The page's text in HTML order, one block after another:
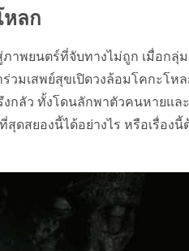
หลก
ภาพยนตร์ที่จับทางไม่ถูก เมื่อกลุ่
วมเสพย์สุขเปิดวงล้อมโคกะโห
กลัว ทั้งโดนลักพาตัวคนหายแล
ดสยองนี้ได้อย่างไร หรือเรื่องนี้